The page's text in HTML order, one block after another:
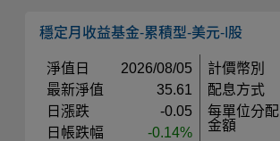
穩定月收益基金-累積型-美元-I股
淨值日
2026/08/05
最新淨值
35.61
日漲跌
-0.05
日帳跌幅
-0.14%
計價幣別
配息方式
每單位分配
金額